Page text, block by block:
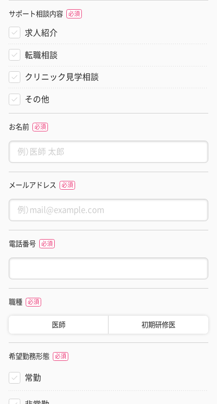
サポート相談内容
求人紹介
転職相談
クリニック見学相談
その他
お名前
メールアドレス
電話番号
職種
医師 初期研修医
希望勤務形態
常勤